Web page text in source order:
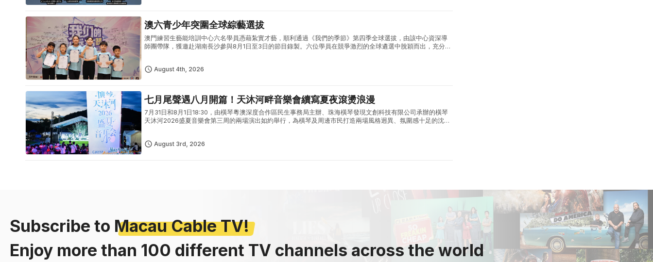
澳六青少年突圍全球綜藝選拔
澳門練習生藝能培訓中心六名學員憑藉紮實才藝，順利通過《我們的季節》第四季全球選拔，由該中心資深導
師團帶隊，獲邀赴湖南長沙參與8月1日至3日的節目錄製。六位學員在競爭激烈的全球遴選中脫穎而出，充分
August 4th, 2026
七月尾聲遇八月開篇！天沐河畔音樂會續寫夏夜滾燙浪漫
7月31日和8月1日18:30，由橫琴粵澳深度合作區民生事務局主辦、珠海橫琴發現文創科技有限公司承辦的橫琴
天沐河2026盛夏音樂會第三周的兩場演出如約舉行，為橫琴及周邊市民打造兩場風格迥異、氛圍感十足的沈浸
August 3rd, 2026
Subscribe to Macau Cable TV!
Enjoy more than 100 different TV channels across the world